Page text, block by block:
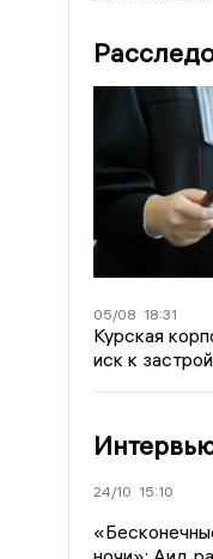
05/08 18:31
Курская
иск к
24/10 15:10